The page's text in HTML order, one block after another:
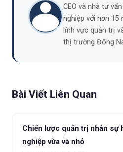
CEO và nhà tư
nghiệp với hơn 15
lĩnh vực quản trị
thị trường Đông
Bài Viết Liên Quan
Chiến lược quản trị nhân sự
nghiệp vừa và nhỏ